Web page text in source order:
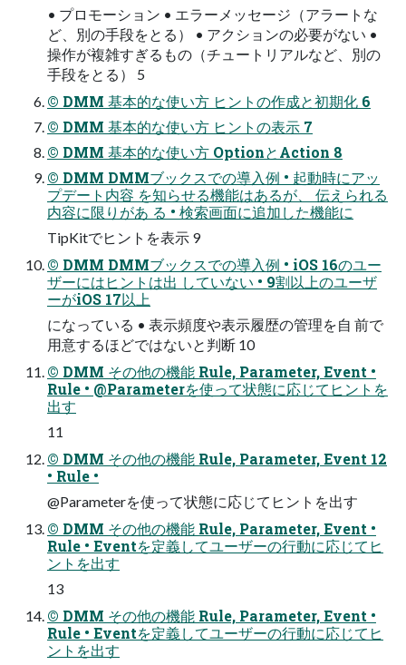
• プロモーション • エラーメッセージ（アラートな
ど、別の手段をとる） • アクションの必要がない •
操作が複雑すぎるもの（チュートリアルなど、別の
手段をとる） 5
© DMM 基本的な使い方 ヒントの作成と初期化 6
© DMM 基本的な使い方 ヒントの表示 7
© DMM 基本的な使い方 OptionとAction 8
© DMM DMMブックスでの導入例 • 起動時にアッ
プデート内容 を知らせる機能はあるが、 伝えられる
内容に限りがあ る • 検索画面に追加した機能に
TipKitでヒントを表示 9
© DMM DMMブックスでの導入例 • iOS 16のユー
ザーにはヒントは出 していない • 9割以上のユーザ
ーがiOS 17以上
になっている • 表示頻度や表示履歴の管理を自 前で
用意するほどではないと判断 10
© DMM その他の機能 Rule, Parameter, Event •
Rule • @Parameterを使って状態に応じてヒントを
出す
11
© DMM その他の機能 Rule, Parameter, Event 12
• Rule •
@Parameterを使って状態に応じてヒントを出す
© DMM その他の機能 Rule, Parameter, Event •
Rule • Eventを定義してユーザーの行動に応じてヒ
ントを出す
13
© DMM その他の機能 Rule, Parameter, Event •
Rule • Eventを定義してユーザーの行動に応じてヒ
ントを出す